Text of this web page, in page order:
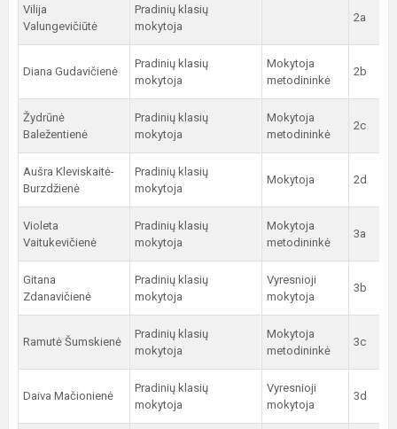
Vilija
Valungevičiūtė
Pradinių klasių
mokytoja
2a
Diana Gudavičienė
Pradinių klasių
mokytoja
Mokytoja
metodininkė
2b
Žydrūnė
Baležentienė
Pradinių klasių
mokytoja
Mokytoja
metodininkė
2c
Aušra Kleviskaitė-
Burzdžienė
Pradinių klasių
mokytoja
Mokytoja 2d
Violeta
Vaitukevičienė
Pradinių klasių
mokytoja
Mokytoja
metodininkė
3a
Gitana
Zdanavičienė
Pradinių klasių
mokytoja
Vyresnioji
mokytoja
3b
Ramutė Šumskienė
Pradinių klasių
mokytoja
Mokytoja
metodininkė
3c
Daiva Mačionienė
Pradinių klasių
mokytoja
Vyresnioji
mokytoja
3d